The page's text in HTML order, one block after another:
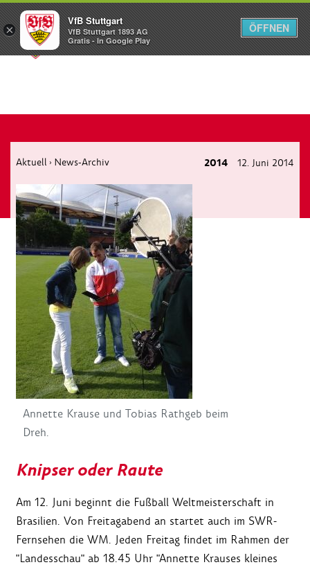
Menü
Aktuell › News-Archiv 2014 12. Juni 2014
Annette Krause und Tobias Rathgeb beim
Dreh.
Knipser oder Raute
Am 12. Juni beginnt die Fußball Weltmeisterschaft in
Brasilien. Von Freitagabend an startet auch im SWR-
Fernsehen die WM. Jeden Freitag findet im Rahmen der
"Landesschau" ab 18.45 Uhr "Annette Krauses kleines
×
VfB Stuttgart
VfB Stuttgart 1893 AG
Gratis - In Google Play
ÖFFNEN